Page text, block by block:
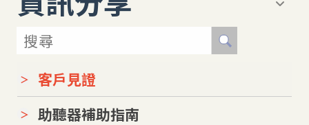
客戶見證
助聽器補助指南